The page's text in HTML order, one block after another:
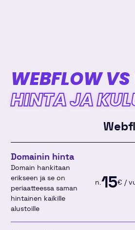
WEBFLOW
HINTA JA
Domainin hinta
Domain hankitaan
erikseen ja se on
periaatteessa saman
hintainen kaikille
alustoille
n.15€ /